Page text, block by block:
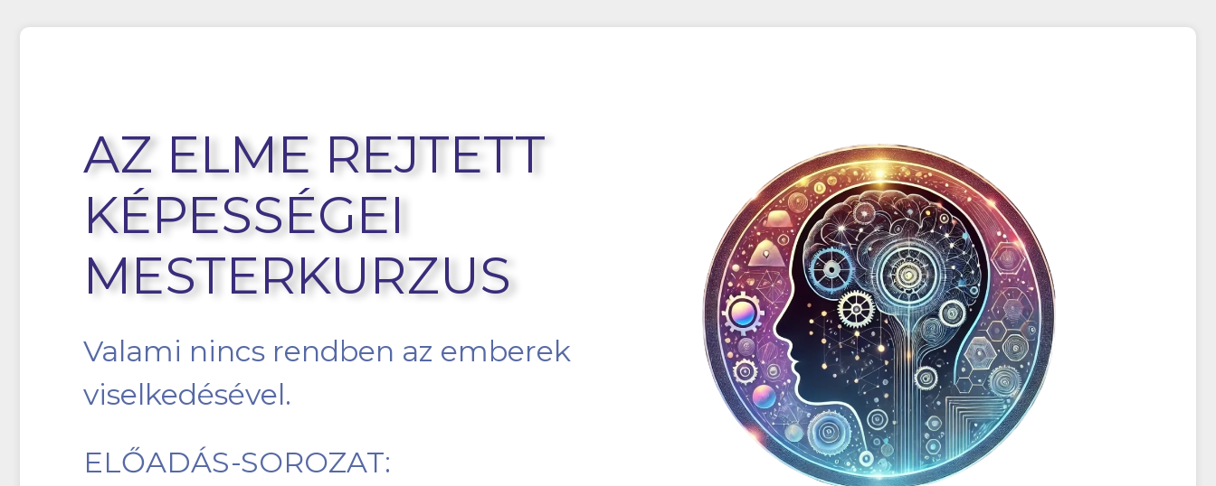
AZ ELME REJTETT
KÉPESSÉGEI
MESTERKURZUS
Valami nincs rendben az emberek
viselkedésével.
ELŐADÁS-SOROZAT: